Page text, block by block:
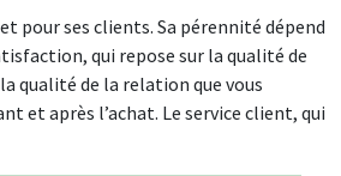
pour ses clients. Sa pérennité dépend
qui repose sur la qualité de
qualité de la relation que vous
et après l’achat. Le service client, qui